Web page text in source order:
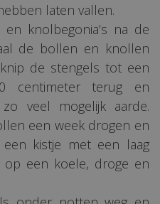
laten vallen.
en knolbegonia’s na de
de bollen en knollen
de stengels tot een
centimeter terug en
veel mogelijk aarde.
een week drogen en
kistje met een laag
op een koele, droge en